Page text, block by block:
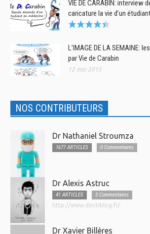
VIE DE CARABIN: interview
caricature la vie d’un
L’IMAGE DE LA SEMAINE:
par Vie de Carabin
12 mai 2015
NOS CONTRIBUTEURS
Dr Nathaniel Stroumza
1677 ARTICLES 0 Commentaires
Dr Alexis Astruc
41 ARTICLES
3 Commentaires
http://www.doctiblog.fr/
Dr Xavier Billères